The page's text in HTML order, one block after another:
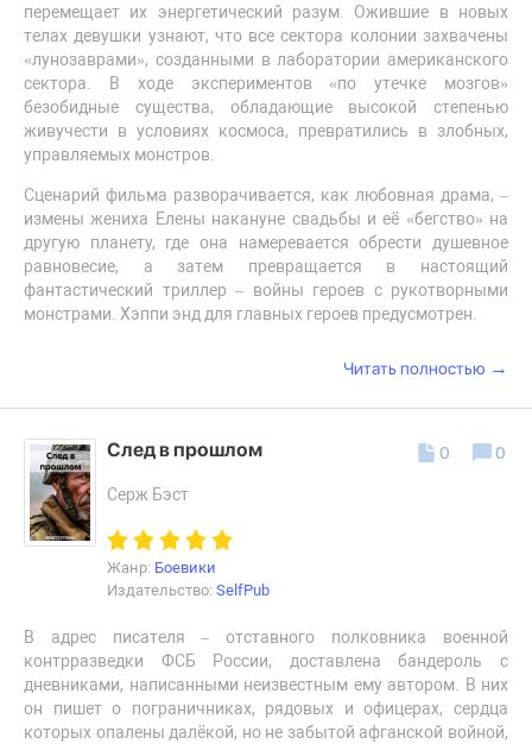
перемещает их энергетический разум. Ожившие в новых
телах девушки узнают, что все сектора колонии захвачены
«лунозаврами», созданными в лаборатории американского
сектора. В ходе экспериментов «по утечке мозгов»
безобидные существа, обладающие высокой степенью
живучести в условиях космоса, превратились в злобных,
управляемых монстров.
Сценарий фильма разворачивается, как любовная драма, –
измены жениха Елены накануне свадьбы и её «бегство» на
другую планету, где она намеревается обрести душевное
равновесие, а затем превращается в настоящий
фантастический триллер – войны героев с рукотворными
монстрами. Хэппи энд для главных героев предусмотрен.
Читать полностью →
След в прошлом
Серж Бэст
Жанр: Боевики
Издательство: SelfPub
В адрес писателя – отставного полковника военной
контрразведки ФСБ России, доставлена бандероль с
дневниками, написанными неизвестным ему автором. В них
он пишет о пограничниках, рядовых и офицерах, сердца
которых опалены далёкой, но не забытой афганской войной,
0 0